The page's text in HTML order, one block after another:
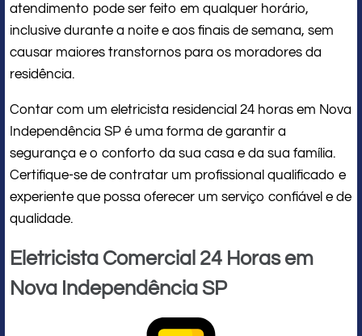
atendimento pode ser feito em qualquer horário,
inclusive durante a noite e aos finais de semana, sem
causar maiores transtornos para os moradores da
residência.
Contar com um eletricista residencial 24 horas em Nova
Independência SP é uma forma de garantir a
segurança e o conforto da sua casa e da sua família.
Certifique-se de contratar um profissional qualificado e
experiente que possa oferecer um serviço confiável e de
qualidade.
Eletricista Comercial 24 Horas em
Nova Independência SP